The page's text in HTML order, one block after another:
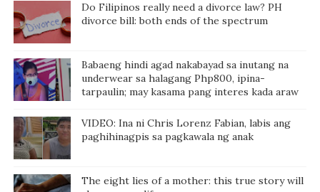
Do Filipinos really need a divorce law? PH
divorce bill: both ends of the spectrum
Babaeng hindi agad nakabayad sa inutang na
underwear sa halagang Php800, ipina-
tarpaulin; may kasama pang interes kada araw
VIDEO: Ina ni Chris Lorenz Fabian, labis ang
paghihinagpis sa pagkawala ng anak
The eight lies of a mother: this true story will